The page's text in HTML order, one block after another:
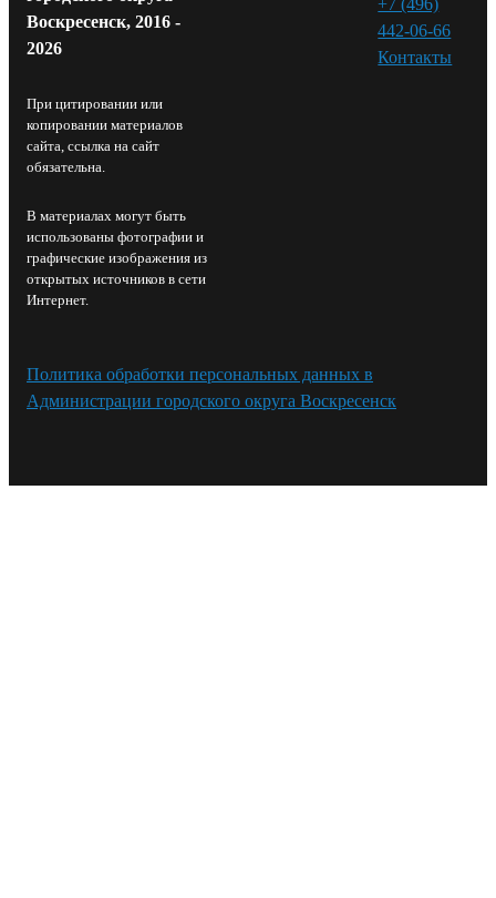
Воскресенск, 2016 -
2026
При цитировании или
копировании материалов
сайта, ссылка на сайт
обязательна.
В материалах могут быть
использованы фотографии и
графические изображения из
открытых источников в сети
Интернет.
442-06-66
Контакты⁠
Политика обработки персональных данных в
Администрации городского округа Воскресенск